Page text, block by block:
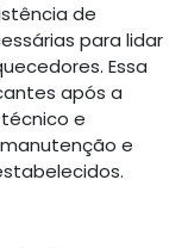
de
para lidar
Essa
após a
e
e